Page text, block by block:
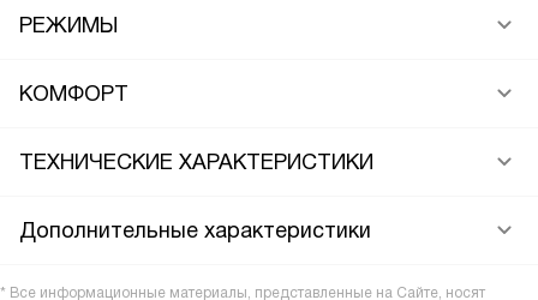
РЕЖИМЫ
КОМФОРТ
ТЕХНИЧЕСКИЕ ХАРАКТЕРИСТИКИ
Дополнительные характеристики
* Все информационные материалы, представленные на Сайте, носят